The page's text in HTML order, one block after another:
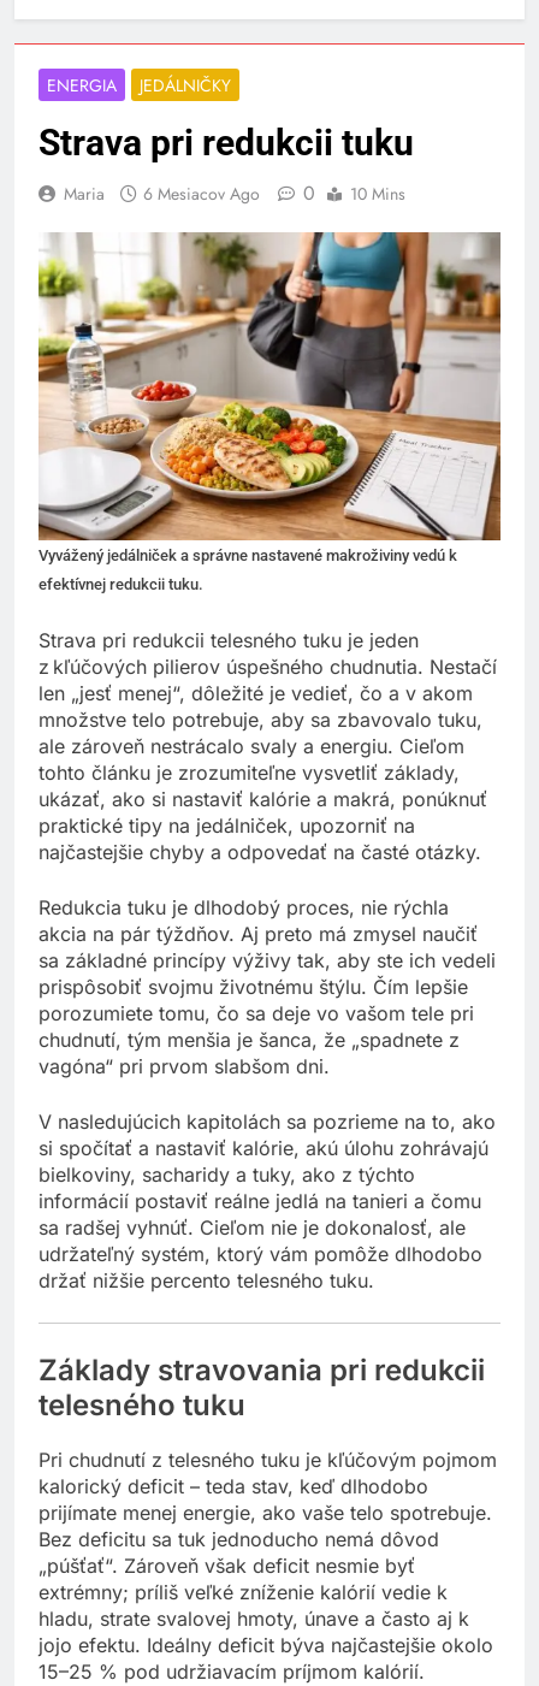
ENERGIA JEDÁLNIČKY
Strava pri redukcii tuku
Maria 6 Mesiacov Ago 0 10 Mins
Vyvážený jedálniček a správne nastavené makroživiny vedú k
efektívnej redukcii tuku.
Strava pri redukcii telesného tuku je jeden
z kľúčových pilierov úspešného chudnutia. Nestačí
len „jesť menej“, dôležité je vedieť, čo a v akom
množstve telo potrebuje, aby sa zbavovalo tuku,
ale zároveň nestrácalo svaly a energiu. Cieľom
tohto článku je zrozumiteľne vysvetliť základy,
ukázať, ako si nastaviť kalórie a makrá, ponúknuť
praktické tipy na jedálniček, upozorniť na
najčastejšie chyby a odpovedať na časté otázky.
Redukcia tuku je dlhodobý proces, nie rýchla
akcia na pár týždňov. Aj preto má zmysel naučiť
sa základné princípy výživy tak, aby ste ich vedeli
prispôsobiť svojmu životnému štýlu. Čím lepšie
porozumiete tomu, čo sa deje vo vašom tele pri
chudnutí, tým menšia je šanca, že „spadnete z
vagóna“ pri prvom slabšom dni.
V nasledujúcich kapitolách sa pozrieme na to, ako
si spočítať a nastaviť kalórie, akú úlohu zohrávajú
bielkoviny, sacharidy a tuky, ako z týchto
informácií postaviť reálne jedlá na tanieri a čomu
sa radšej vyhnúť. Cieľom nie je dokonalosť, ale
udržateľný systém, ktorý vám pomôže dlhodobo
držať nižšie percento telesného tuku.
Základy stravovania pri redukcii
telesného tuku
Pri chudnutí z telesného tuku je kľúčovým pojmom
kalorický deficit – teda stav, keď dlhodobo
prijímate menej energie, ako vaše telo spotrebuje.
Bez deficitu sa tuk jednoducho nemá dôvod
„púšťať“. Zároveň však deficit nesmie byť
extrémny; príliš veľké zníženie kalórií vedie k
hladu, strate svalovej hmoty, únave a často aj k
jojo efektu. Ideálny deficit býva najčastejšie okolo
15–25 % pod udržiavacím príjmom kalórií.